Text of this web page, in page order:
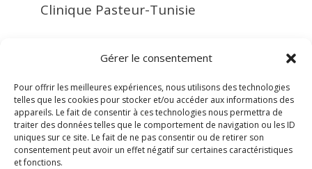
Gérer le consentement
Pour offrir les meilleures expériences, nous utilisons des technologies
telles que les cookies pour stocker et/ou accéder aux informations des
appareils. Le fait de consentir à ces technologies nous permettra de
traiter des données telles que le comportement de navigation ou les ID
uniques sur ce site. Le fait de ne pas consentir ou de retirer son
consentement peut avoir un effet négatif sur certaines caractéristiques
et fonctions.
Clinique Pasteur-Tunisie